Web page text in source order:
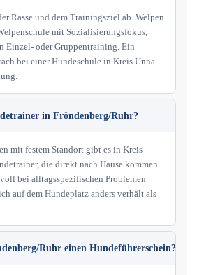
Rasse und dem Trainingsziel ab. Welpen
mit Sozialisierungsfokus,
Einzel- oder Gruppentraining. Ein
bei einer Hundeschule in Kreis Unna
in Fröndenberg/Ruhr?
mit festem Standort gibt es in Kreis
die direkt nach Hause kommen.
bei alltagsspezifischen Problemen
auf dem Hundeplatz anders verhält als
Ruhr einen Hundeführerschein?